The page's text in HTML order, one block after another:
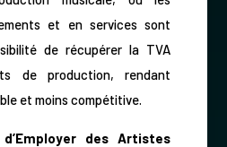
et en services sont
de récupérer la TVA
de production, rendant
et moins compétitive.
des Artistes